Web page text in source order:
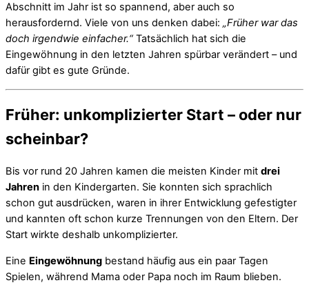
Abschnitt im Jahr ist so spannend, aber auch so
herausfordernd. Viele von uns denken dabei: „Früher war das
doch irgendwie einfacher.“Tatsächlich hat sich die
Eingewöhnung in den letzten Jahren spürbar verändert – und
dafür gibt es gute Gründe.
Früher: unkomplizierter Start – oder nur
scheinbar?
Bis vor rund 20 Jahren kamen die meisten Kinder mit drei
Jahren in den Kindergarten. Sie konnten sich sprachlich
schon gut ausdrücken, waren in ihrer Entwicklung gefestigter
und kannten oft schon kurze Trennungen von den Eltern. Der
Start wirkte deshalb unkomplizierter.
Eine Eingewöhnung bestand häufig aus ein paar Tagen
Spielen, während Mama oder Papa noch im Raum blieben.